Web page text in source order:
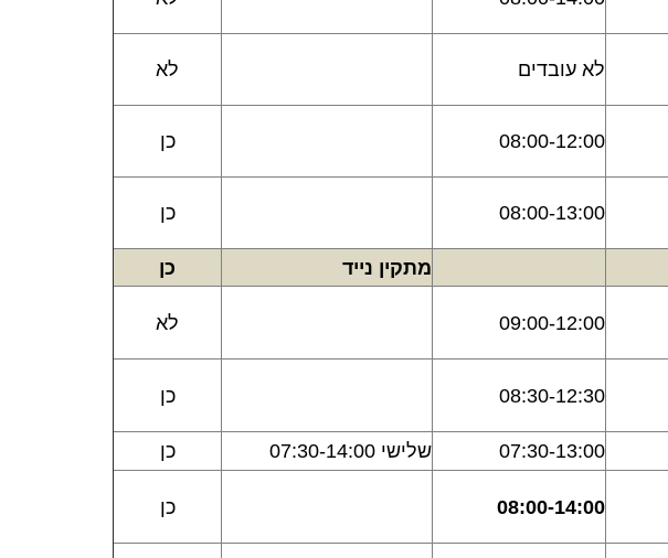
לא עובדים לא
08:00-12:00 כן
08:00-13:00 כן
מתקין נייד כן
09:00-12:00 לא
08:30-12:30 כן
07:30-13:00 שלישי 07:30-14:00 כן
08:00-14:00 כן